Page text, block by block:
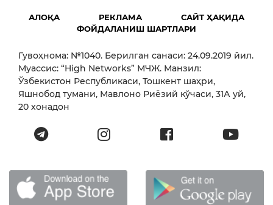
АЛОҚА РЕКЛАМА
САЙТ ҲАҚИДА
ФОЙДАЛАНИШ ШАРТЛАРИ
Гувоҳнома: №1040. Берилган санаси: 24.09.2019 йил.
Муассис: “High Networks” МЧЖ. Манзил:
Ўзбекистон Республикаси, Тошкент шаҳри,
Яшнобод тумани, Мавлоно Риёзий кўчаси, 31А уй,
20 хонадон